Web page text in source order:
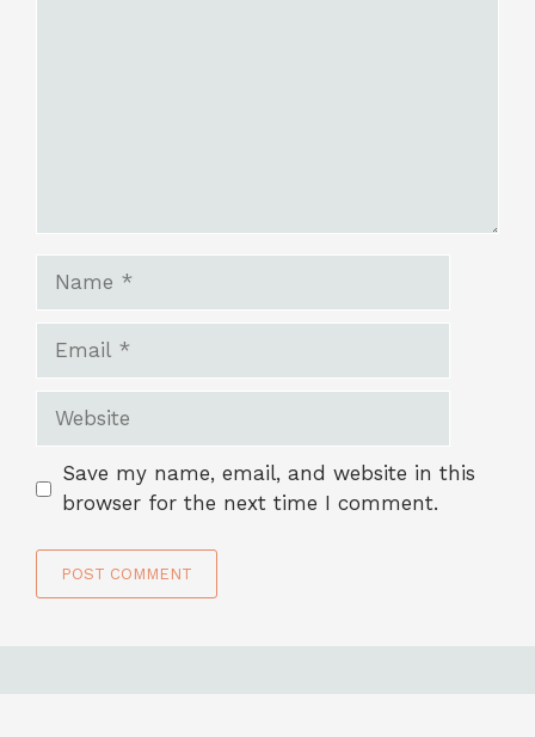
Website
Save my name, email, and website in this
browser for the next time I comment.